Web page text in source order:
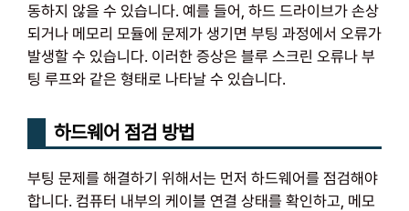
동하지 않을 수 있습니다. 예를 들어, 하드 드라이브가 손상
되거나 메모리 모듈에 문제가 생기면 부팅 과정에서 오류가
발생할 수 있습니다. 이러한 증상은 블루 스크린 오류나 부
팅 루프와 같은 형태로 나타날 수 있습니다.
하드웨어 점검 방법
부팅 문제를 해결하기 위해서는 먼저 하드웨어를 점검해야
합니다. 컴퓨터 내부의 케이블 연결 상태를 확인하고, 메모